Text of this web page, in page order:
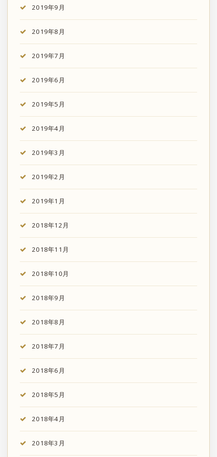
2019年9月
2019年8月
2019年7月
2019年6月
2019年5月
2019年4月
2019年3月
2019年2月
2019年1月
2018年12月
2018年11月
2018年10月
2018年9月
2018年8月
2018年7月
2018年6月
2018年5月
2018年4月
2018年3月